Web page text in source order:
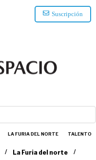
Suscripción
LA FURIA DEL NORTE TALENTO
/ La Furia del norte
/